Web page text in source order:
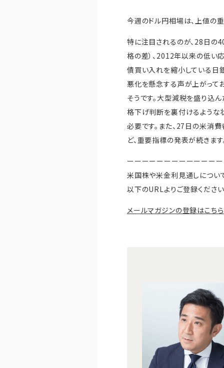
今週のドル円相場は、上値の
特に注目されるのが、28日
格の差）、2012年以来の低い
債買い入れを縮小している日
悪化を懸念する声が上がって
そうです。大型減税を盛り込
格下げ判断を裏付けるような
必要です。また、27日の米消
ど、重要指標の発表が続きま
ーーーーーーーーーーーー
米国株や米金利見通しについ
以下のURLよりご登録ください
メールマガジンの登録はこちら